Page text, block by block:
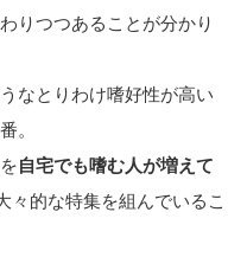
りつつあることが分かり
なとりわけ嗜好性が高い
。
自宅でも嗜む人が増えて
々的な特集を組んでいるこ